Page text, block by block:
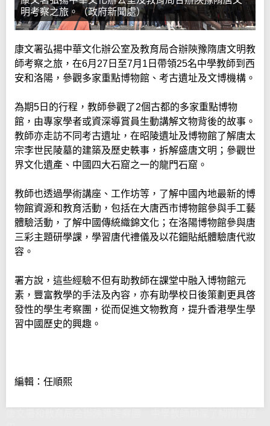
明考察之旅。（政府新聞處）
​康文署弘揚中華文化辦公室及教育局合辦陝豫隋唐文明教
師考察之旅，在6月27日至7月1日帶領25名中學教師到西
安和洛陽，參觀多家重點博物館、考古遺址及文博機構。
​為期5日的行程，教師參觀了2個古都的多家重點博物
館，由專家學者或資深導賞員生動講解文物背後的故事。
教師亦走訪不同考古遺址，在昭陵遺址及博物館了解唐太
宗李世民陵墓的建築及歷史軼事，拆解盛唐文明；參觀世
界文化遺產、中國四大石窟之一的龍門石窟。
教師也透過學術講座、工作坊等，了解中國內地最新的博
物館資源和教育活動，包括在大唐西市博物館參與手工藝
體驗活動，了解中國傳統織錦文化；在洛陽博物館參與唐
三彩主題研學課，學習唐代禮儀及以花鈿貼紙體驗唐代妝
容。
署方說，這些經驗不但有助教師在課堂中融入博物館元
素，豐富教學的手法及內容，亦有助學校日後策劃更具啓
發性的學生考察團，從而促進文物教育，提升香港學生學
習中國歷史的興趣。
編輯：任順熙